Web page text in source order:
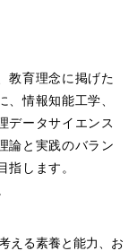
教育理念に掲げた
情報知能工学、
データサイエンス
論と実践のバラン
指します。
える素養と能力、お